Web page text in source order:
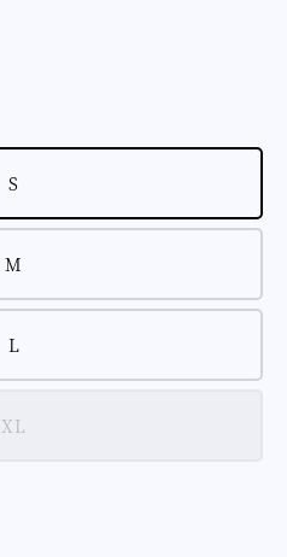
S
M
L
XL